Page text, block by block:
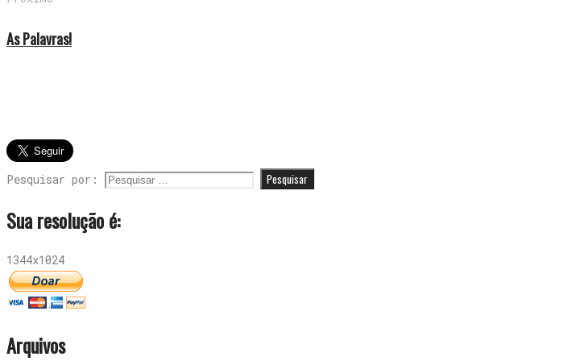
As Palavras!
Pesquisar por:
Sua resolução é:
1344x1024
Arquivos